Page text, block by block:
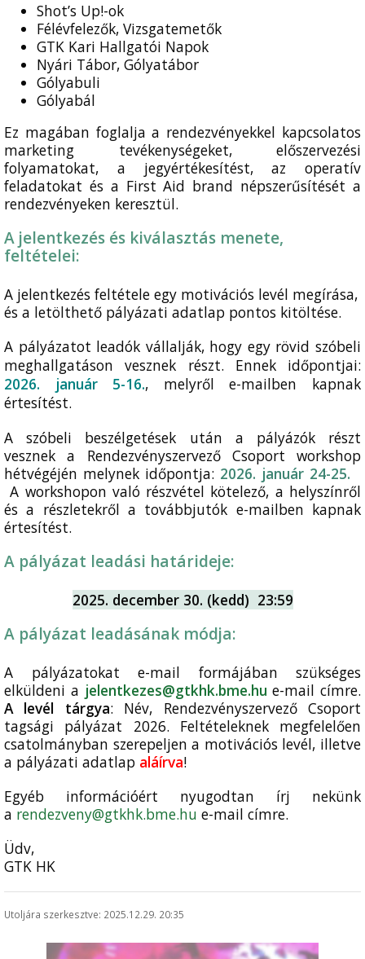
Shot’s Up!-ok
Félévfelezők, Vizsgatemetők
GTK Kari Hallgatói Napok
Nyári Tábor, Gólyatábor
Gólyabuli
Gólyabál
Ez magában foglalja a rendezvényekkel kapcsolatos
marketing tevékenységeket, előszervezési
folyamatokat, a jegyértékesítést, az operatív
feladatokat és a First Aid brand népszerűsítését a
rendezvényeken keresztül.
A jelentkezés és kiválasztás menete,
feltételei:
A jelentkezés feltétele egy motivációs levél megírása,
és a letölthető pályázati adatlap pontos kitöltése.
A pályázatot leadók vállalják, hogy egy rövid szóbeli
meghallgatáson vesznek részt. Ennek időpontjai:
2026. január 5-16., melyről e-mailben kapnak
értesítést.
A szóbeli beszélgetések után a pályázók részt
vesznek a Rendezvényszervező Csoport workshop
hétvégéjén melynek időpontja: 2026. január 24-25.
A workshopon való részvétel kötelező, a helyszínről
és a részletekről a továbbjutók e-mailben kapnak
értesítést.
A pályázat leadási határideje:
2025. december 30. (kedd) 23:59
A pályázat leadásának módja:
A pályázatokat e-mail formájában szükséges
elküldeni a jelentkezes@gtkhk.bme.hu e-mail címre.
A levél tárgya: Név, Rendezvényszervező Csoport
tagsági pályázat 2026. Feltételeknek megfelelően
csatolmányban szerepeljen a motivációs levél, illetve
a pályázati adatlap aláírva!
Egyéb információért nyugodtan írj nekünk
a rendezveny@gtkhk.bme.hu e-mail címre.
Üdv,
GTK HK
Utoljára szerkesztve: 2025.12.29. 20:35